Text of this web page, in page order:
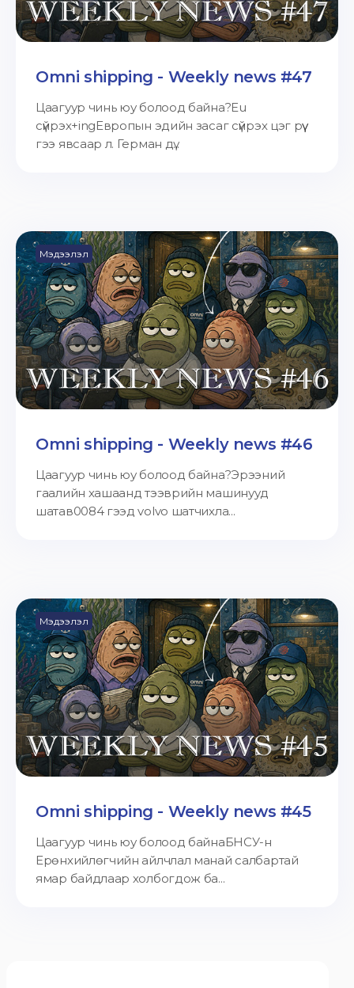
Omni shipping - Weekly news #47
Цаагуур чинь юу болоод байна?Eu
сүйрэх+ingЕвропын эдийн засаг сүйрэх цэг рүү
гээ явсаар л. Герман дү...
Мэдээлэл
Omni shipping - Weekly news #46
Цаагуур чинь юу болоод байна?Эрээний
гаалийн хашаанд тээврийн машинууд
шатав0084 гээд volvo шатчихла...
Мэдээлэл
Omni shipping - Weekly news #45
Цаагуур чинь юу болоод байнаБНСУ-н
Ерөнхийлөгчийн айлчлал манай салбартай
ямар байдлаар холбогдож ба...